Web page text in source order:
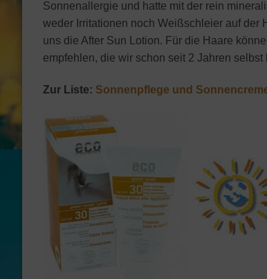
Sonnenallergie und hatte mit der rein
weder Irritationen noch Weißschleier auf der
uns die After Sun Lotion. Für die Haare
empfehlen, die wir schon seit 2 Jahren
Zur Liste: Sonnenpflege und